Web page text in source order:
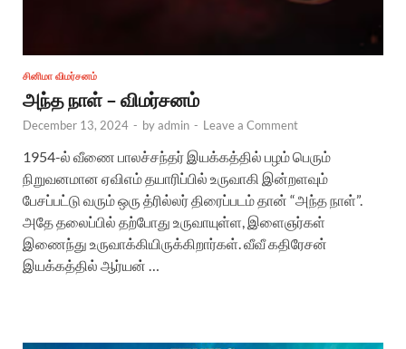
சினிமா விமர்சனம்
அந்த நாள் – விமர்சனம்
December 13, 2024 - byadmin - Leave a Comment
1954-ல் வீணை பாலச்சந்தர் இயக்கத்தில் பழம் பெரும்
நிறுவனமான ஏவிஎம் தயாரிப்பில் உருவாகி இன்றளவும்
பேசப்பட்டு வரும் ஒரு த்ரில்லர் திரைப்படம் தான் “அந்த நாள்”.
அதே தலைப்பில் தற்போது உருவாயுள்ள, இளைஞர்கள்
இணைந்து உருவாக்கியிருக்கிறார்கள். வீவீ கதிரேசன்
இயக்கத்தில் ஆர்யன் …